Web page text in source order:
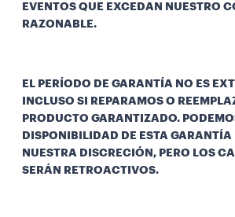
EVENTOS QUE EXCEDAN NUESTRO
RAZONABLE.
EL PERÍODO DE GARANTÍA NO ES
INCLUSO SI REPARAMOS O
PRODUCTO GARANTIZADO.
DISPONIBILIDAD DE ESTA
NUESTRA DISCRECIÓN, PERO LOS
SERÁN RETROACTIVOS.